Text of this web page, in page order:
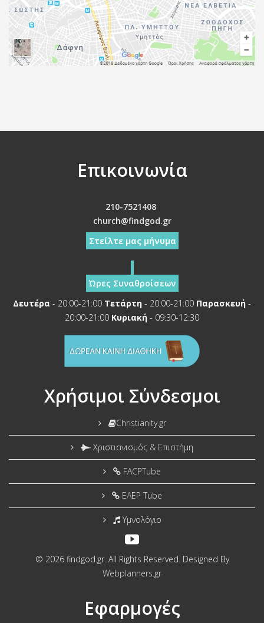
Επικοινωνία
210-7521408
church@findgod.gr
Στείλτε μας μήνυμα
Ώρες Συναθροίσεων
Δευτέρα - 20:00-21:00 Τετάρτη - 20:00-21:00 Παρασκευή -
20:00-21:00 Κυριακή - 09:30-12:30
Χρήσιμοι Σύνδεσμοι
Christianity.gr
Χριστιανισμός & Επιστήμη
FACPTube
EAEP Tube
Υμνολόγιο
© 2026 findgod.gr. All Rights Reserved. Designed By
Webplanners.gr
Εφαρμογές